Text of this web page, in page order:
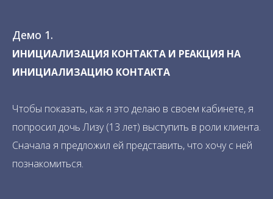
Демо 1.
ИНИЦИАЛИЗАЦИЯ КОНТАКТА И РЕАКЦИЯ НА
ИНИЦИАЛИЗАЦИЮ КОНТАКТА
Чтобы показать, как я это делаю в своем кабинете, я
попросил дочь Лизу (13 лет) выступить в роли клиента.
Сначала я предложил ей представить, что хочу с ней
познакомиться.